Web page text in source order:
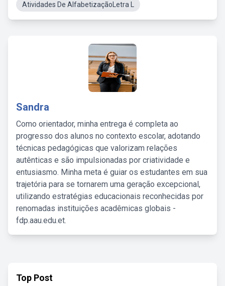
Atividades De AlfabetizaçãoLetra L
Sandra
Como orientador, minha entrega é completa ao
progresso dos alunos no contexto escolar, adotando
técnicas pedagógicas que valorizam relações
autênticas e são impulsionadas por criatividade e
entusiasmo. Minha meta é guiar os estudantes em sua
trajetória para se tornarem uma geração excepcional,
utilizando estratégias educacionais reconhecidas por
renomadas instituições acadêmicas globais -
fdp.aau.edu.et.
Top Post